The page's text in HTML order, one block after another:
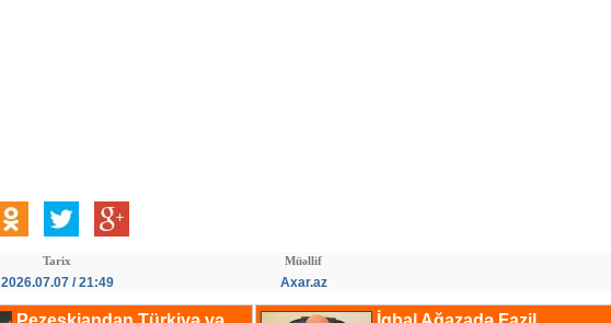
Tarix
2026.07.07 / 21:49
Müəllif
Axar.az
Elşad Xosenin ölüm xəbəri yayıldı